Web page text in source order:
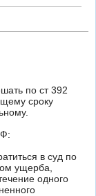
по ст 392
сроку
в суд по
ущерба,
одного